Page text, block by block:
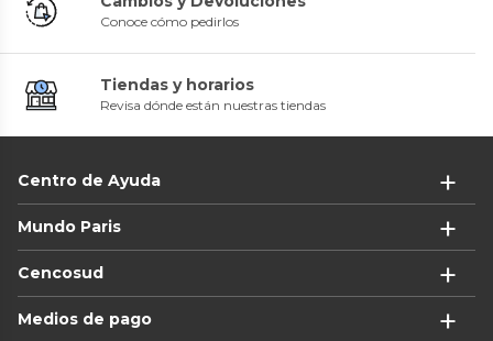
Conoce cómo pedirlos
Tiendas y horarios
Revisa dónde están nuestras tiendas
Centro de Ayuda
Mundo Paris
Cencosud
Medios de pago